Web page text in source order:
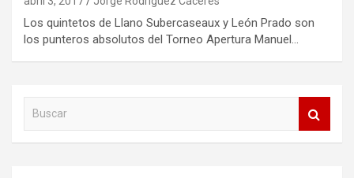
Los quintetos de Llano Subercaseaux y León Prado son
los punteros absolutos del Torneo Apertura Manuel…